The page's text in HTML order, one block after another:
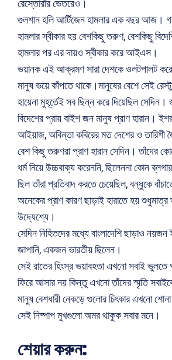
রেস্তোরাঁর ভেতরেও।
গুলশান হলি আর্টিজেন হামলার এক বছর আজ।
হামলার স্বীকার হয় বেশকিছু তরুণ, বেশকিছু
হামলার পর এর দায়ও স্বীকার করে আইএস।
ভয়ানক এই আক্রমণ সারা দেশকে ওলটপালট করে
মানুষ ভয়ে কাঁপতে থাকে।মানুষের বেশে সেই
হায়েনা মুহূর্তেই সব ছিন্ন করে দিয়েছিল সেদিন।
বিদেশের প্রায় বাইশ জন মানুষ প্রাণ হারান।
আইয়াজ, অবিন্তা কবিরের মত দেশের ও তারিশী
বেশ কিছু তরুণরা প্রাণ হারান সেদিন। তাঁদের
ধর্ম নিয়ে উচ্চবাক্য করেননি, ছিলেননা কোন
ছিল তাঁরা প্রতিবাদ করতে চেয়েছিল, বন্ধুকে
অনেকের প্রাণ কারণ ছাড়াই হারাতে হয় শুধুমাত্র
উদ্যেশ্যে।
সেদিন নিহিতদের মধ্যে বাংলাদেশি ছাড়াও
জাপানি, একজন ভারতীয় ছিলেন।
সেই রাতের হিংস্র ভয়াবহতা এখনো সবাই
ফিরে আসার নয় কিন্তু এখনো তাঁদের স্মৃতি
মানুষ বেশধারী নেকড়ে গুলোর চিৎকার এখনো
সেই নিষ্পাপ মুখগুলো অমর থাকুক সবার মনে।
শেয়ার করুন: